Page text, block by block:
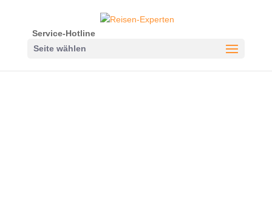
Service-Hotline
Seite wählen